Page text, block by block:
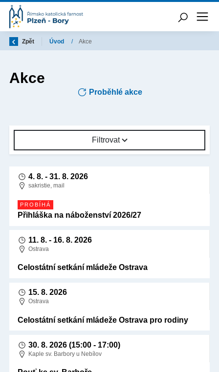
Zpět Úvod / Akce
Akce
Proběhlé akce
Filtrovat
4. 8. -31. 8. 2026
sakristie, mail
PROBÍHÁ
Přihláška na náboženství 2026/27
11. 8. - 16. 8. 2026
Ostrava
Celostátní setkání mládeže Ostrava
15. 8. 2026
Ostrava
Celostátní setkání mládeže Ostrava pro rodiny
30. 8. 2026 (15:00 - 17:00)
Kaple sv. Barbory u Nebílov